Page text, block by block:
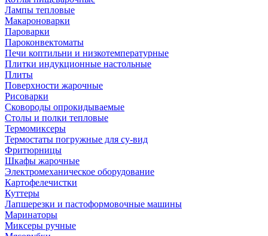
Лампы тепловые
Макароноварки
Пароварки
Пароконвектоматы
Печи коптильни и низкотемпературные
Плитки индукционные настольные
Плиты
Поверхности жарочные
Рисоварки
Сковороды опрокидываемые
Столы и полки тепловые
Термомиксеры
Термостаты погружные для су-вид
Фритюрницы
Шкафы жарочные
Электромеханическое оборудование
Картофелечистки
Куттеры
Лапшерезки и пастоформовочные машины
Маринаторы
Миксеры ручные